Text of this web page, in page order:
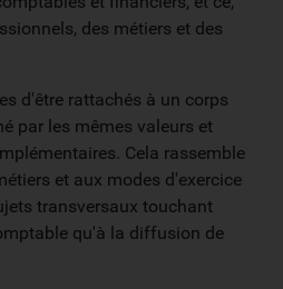
des métiers et des
d'être rattachés à un corps
par les mêmes valeurs et
Cela rassemble
et aux modes d'exercice
transversaux touchant
qu'à la diffusion de